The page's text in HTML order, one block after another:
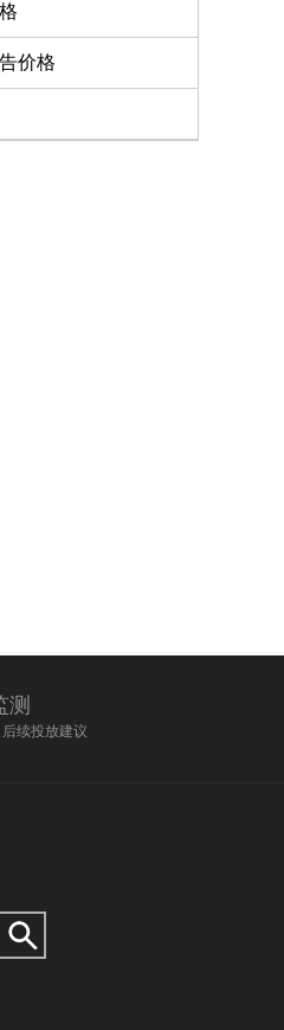
价格
测
续投放建议